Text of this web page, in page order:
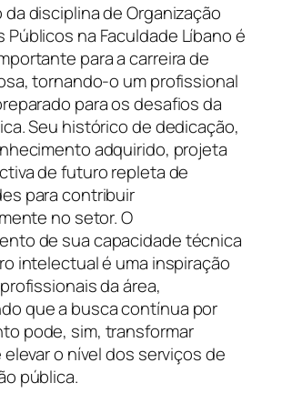
disciplina de Organização
Públicos na Faculdade Líbano é
para a carreira de
tornando-o um profissional
para os desafios da
Seu histórico de dedicação,
adquirido, projeta
de futuro repleta de
para contribuir
no setor. O
de sua capacidade técnica
intelectual é uma inspiração
da área,
que a busca contínua por
pode, sim, transformar
o nível dos serviços de
pública.